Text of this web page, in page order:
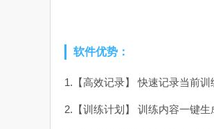
软件优势：
1.【高效记录】 快速记录当前
2.【训练计划】 训练内容一键